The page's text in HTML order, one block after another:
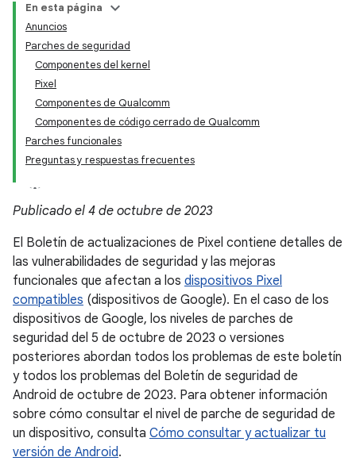
En esta página
Anuncios
Parches de seguridad
Componentes del kernel
Pixel
Componentes de Qualcomm
Componentes de código cerrado de Qualcomm
Parches funcionales
Preguntas y respuestas frecuentes
Publicado el 4 de octubre de 2023
El Boletín de actualizaciones de Pixel contiene detalles de
las vulnerabilidades de seguridad y las mejoras
funcionales que afectan a los dispositivos Pixel
compatibles (dispositivos de Google). En el caso de los
dispositivos de Google, los niveles de parches de
seguridad del 5 de octubre de 2023 o versiones
posteriores abordan todos los problemas de este boletín
y todos los problemas del Boletín de seguridad de
Android de octubre de 2023. Para obtener información
sobre cómo consultar el nivel de parche de seguridad de
un dispositivo, consulta Cómo consultar y actualizar tu
versión de Android.